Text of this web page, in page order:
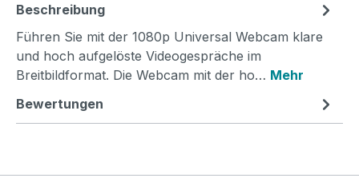
Beschreibung
Führen Sie mit der 1080p Universal Webcam klare
und hoch aufgelöste Videogespräche im
Breitbildformat. Die Webcam mit der ho… Mehr
Bewertungen